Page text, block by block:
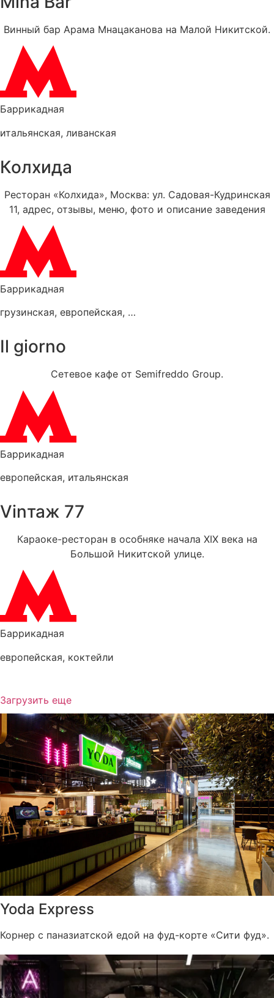
Винный бар Арама Мнацаканова на Малой Никитской.
Баррикадная
итальянская, ливанская
Колхида
Ресторан «Колхида», Москва: ул. Садовая-Кудринская
11, адрес, отзывы, меню, фото и описание заведения
Баррикадная
грузинская, европейская, смешанная
Il giorno
Сетевое кафе от Semifreddo Group.
Баррикадная
европейская, итальянская
Vinтаж 77
Караоке-ресторан в особняке начала XIX века на
Большой Никитской улице.
Баррикадная
европейская, коктейли
Загрузить еще
Yoda Express
Корнер с паназиатской едой на фуд-корте «Сити фуд».